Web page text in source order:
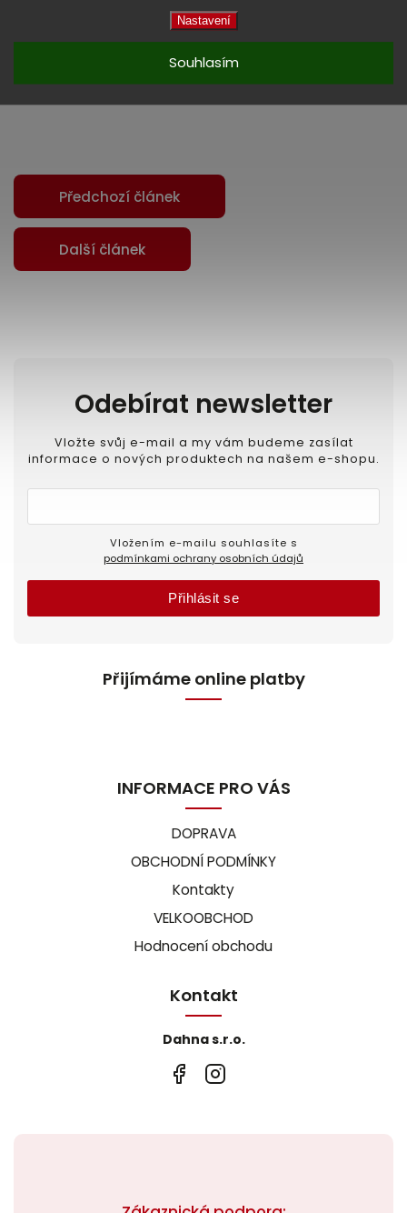
Nastavení
Souhlasím
Předchozí článek
Další článek
Odebírat newsletter
Vložte svůj e-mail a my vám budeme zasílat
informace o nových produktech na našem e-shopu.
podmínkami ochrany osobních údajů
Přihlásit se
Přijímáme online platby
INFORMACE PRO VÁS
DOPRAVA
OBCHODNÍ PODMÍNKY
Kontakty
VELKOOBCHOD
Hodnocení obchodu
Kontakt
Dahna s.r.o.